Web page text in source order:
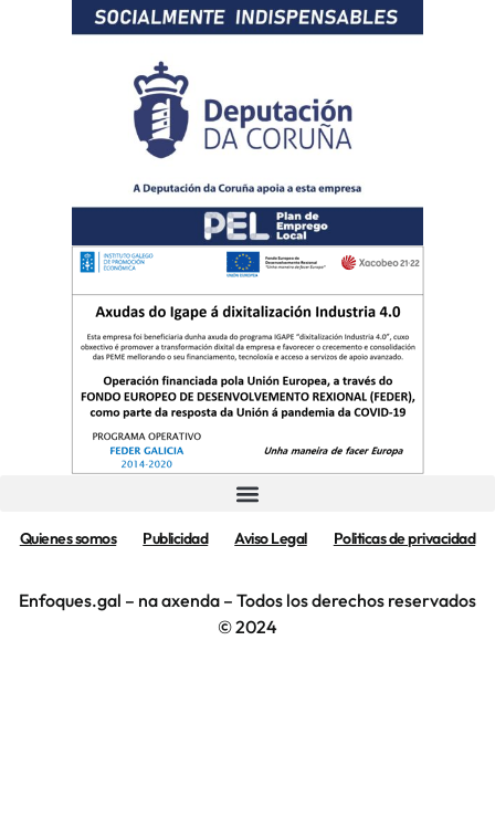
Quienes somos Publicidad Aviso Legal Politicas de privacidad
Enfoques.gal – na axenda – Todos los derechos reservados
© 2024